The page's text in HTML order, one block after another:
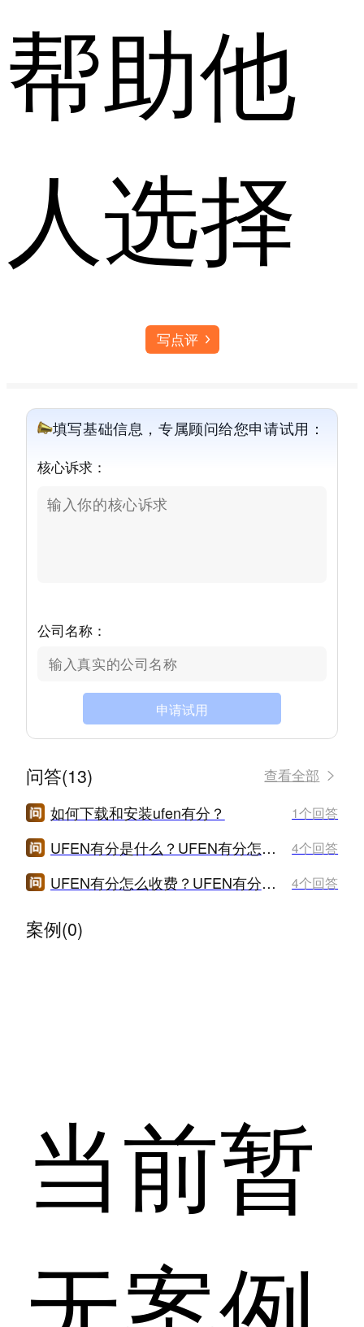
帮助他
人选择
写点评
填写基础信息，专属顾问给您申请试用：
核心诉求：
公司名称：
申请试用
问答(13) 查看全部
如何下载和安装ufen有分？ 1个回答
UFEN有分是什么？UFEN有分怎么样？ 4个回答
UFEN有分怎么收费？UFEN有分价格是多少？ 4个回答
案例(0)
当前暂